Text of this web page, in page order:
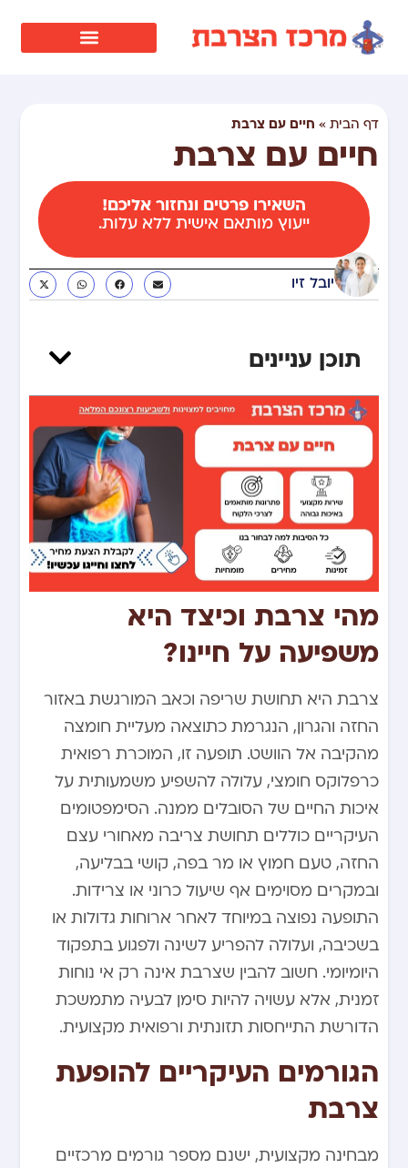
דף הבית » חיים עם צרבת
חיים עם צרבת
השאירו פרטים ונחזור אליכם!
ייעוץ מותאם אישית ללא עלות.
יובל זיו
תוכן עניינים
מהי צרבת וכיצד היא
משפיעה על חיינו?
צרבת היא תחושת שריפה וכאב המורגשת באזור
החזה והגרון, הנגרמת כתוצאה מעליית חומצה
מהקיבה אל הוושט. תופעה זו, המוכרת רפואית
כרפלוקס חומצי, עלולה להשפיע משמעותית על
איכות החיים של הסובלים ממנה. הסימפטומים
העיקריים כוללים תחושת צריבה מאחורי עצם
החזה, טעם חמוץ או מר בפה, קושי בבליעה,
ובמקרים מסוימים אף שיעול כרוני או צרידות.
התופעה נפוצה במיוחד לאחר ארוחות גדולות או
בשכיבה, ועלולה להפריע לשינה ולפגוע בתפקוד
היומיומי. חשוב להבין שצרבת אינה רק אי נוחות
זמנית, אלא עשויה להיות סימן לבעיה מתמשכת
הדורשת התייחסות תזונתית ורפואית מקצועית.
הגורמים העיקריים להופעת
צרבת
מבחינה מקצועית, ישנם מספר גורמים מרכזיים